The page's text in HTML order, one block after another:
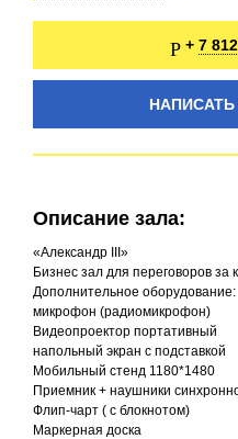
+ 7
Описание зала:
«Александр III»
Бизнес зал для переговоров за
Дополнительное оборудование:
микрофон (радиомикрофон)
Видеопроектор портативный
напольный экран с подставкой
Мобильный стенд 1180*1480
Приемник + наушники
Флип-чарт ( с блокнотом)
Маркерная доска